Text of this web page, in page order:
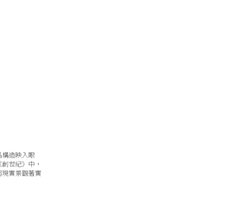
造映入眼
世紀》中，
實景觀著實